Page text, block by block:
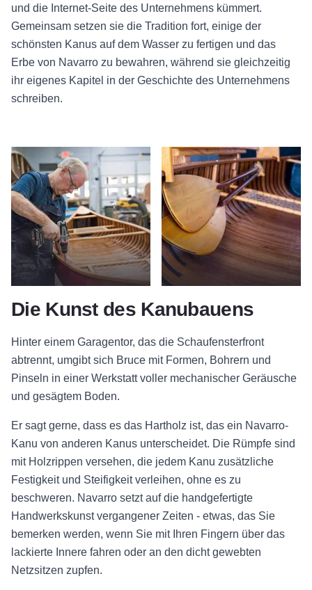
und die Internet-Seite des Unternehmens kümmert.
Gemeinsam setzen sie die Tradition fort, einige der
schönsten Kanus auf dem Wasser zu fertigen und das
Erbe von Navarro zu bewahren, während sie gleichzeitig
ihr eigenes Kapitel in der Geschichte des Unternehmens
schreiben.
Die Kunst des Kanubauens
Hinter einem Garagentor, das die Schaufensterfront
abtrennt, umgibt sich Bruce mit Formen, Bohrern und
Pinseln in einer Werkstatt voller mechanischer Geräusche
und gesägtem Boden.
Er sagt gerne, dass es das Hartholz ist, das ein Navarro-
Kanu von anderen Kanus unterscheidet. Die Rümpfe sind
mit Holzrippen versehen, die jedem Kanu zusätzliche
Festigkeit und Steifigkeit verleihen, ohne es zu
beschweren. Navarro setzt auf die handgefertigte
Handwerkskunst vergangener Zeiten - etwas, das Sie
bemerken werden, wenn Sie mit Ihren Fingern über das
lackierte Innere fahren oder an den dicht gewebten
Netzsitzen zupfen.